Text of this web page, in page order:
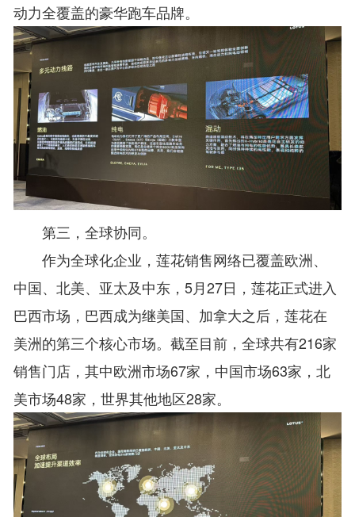
动力全覆盖的豪华跑车品牌。
第三，全球协同。
作为全球化企业，莲花销售网络已覆盖欧洲、
中国、北美、亚太及中东，5月27日，莲花正式进入
巴西市场，巴西成为继美国、加拿大之后，莲花在
美洲的第三个核心市场。截至目前，全球共有216家
销售门店，其中欧洲市场67家，中国市场63家，北
美市场48家，世界其他地区28家。